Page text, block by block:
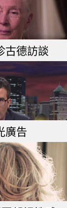
古德訪談
廣告